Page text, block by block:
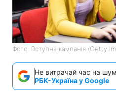
Фото: Вступна кампанія (Getty
Не витрачай час на
РБК-Україна у Google